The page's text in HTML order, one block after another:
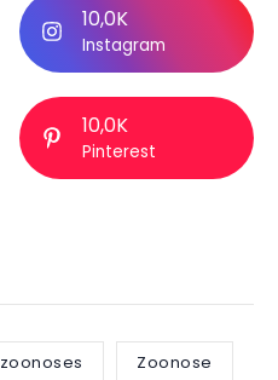
10,0K
Instagram
10,0K
Pinterest
zoonoses Zoonose